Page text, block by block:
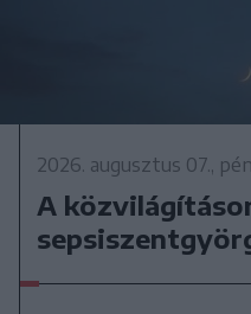
2026. augusztus 07.,
A